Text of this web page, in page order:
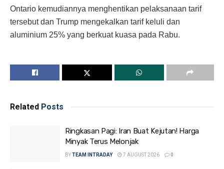
Ontario kemudiannya menghentikan pelaksanaan tarif
tersebut dan Trump mengekalkan tarif keluli dan
aluminium 25% yang berkuat kuasa pada Rabu.
Related Posts
Ringkasan Pagi: Iran Buat Kejutan! Harga
Minyak Terus Melonjak
BYTEAM INTRADAY 7 AUGUST 2026 0